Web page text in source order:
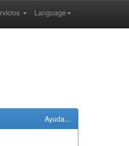
Language
Ayuda...